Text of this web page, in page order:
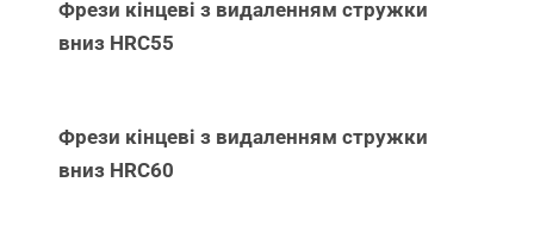
Фрези кінцеві з видаленням стружки
вниз НRC55
Фрези кінцеві з видаленням стружки
вниз НRC60